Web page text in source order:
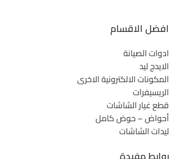
افضل الاقسام
ادوات الصيانة
الايدج ليد
المكونات الالكترونية الاخرى
الريسيفرات
قطع غيار الشاشات
أحواض – حوض كامل
ليدات الشاشات